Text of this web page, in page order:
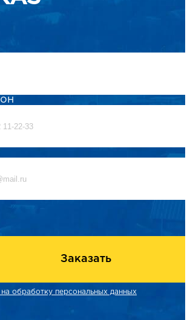
Заказать
обработку персональных данных